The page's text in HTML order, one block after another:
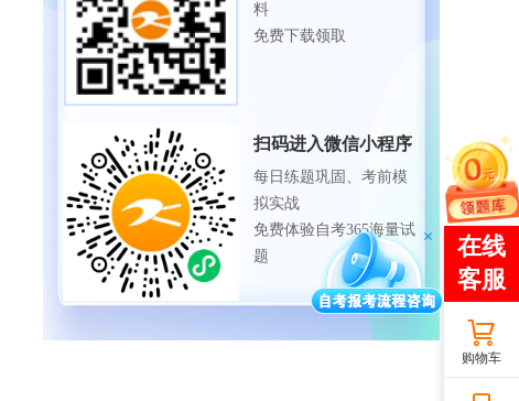
料
免费下载领取
扫码进入微信小程序
每日练题巩固、考前模
拟实战
免费体验自考365海量试
题
购物车